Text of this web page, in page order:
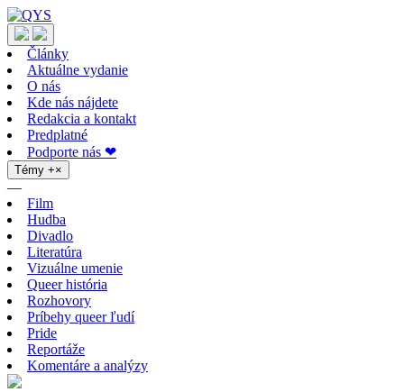
Články
Aktuálne vydanie
O nás
Kde nás nájdete
Redakcia a kontakt
Predplatné
Podporte nás ❤
Témy +×
—
Film
Hudba
Divadlo
Literatúra
Vizuálne umenie
Queer história
Rozhovory
Príbehy queer ľudí
Pride
Reportáže
Komentáre a analýzy